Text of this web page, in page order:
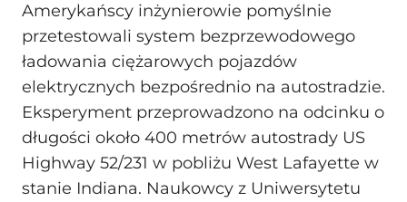
Amerykańscy inżynierowie pomyślnie
przetestowali system bezprzewodowego
ładowania ciężarowych pojazdów
elektrycznych bezpośrednio na autostradzie.
Eksperyment przeprowadzono na odcinku o
długości około 400 metrów autostrady US
Highway 52/231 w pobliżu West Lafayette w
stanie Indiana. Naukowcy z Uniwersytetu